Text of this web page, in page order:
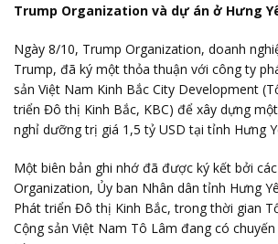
Trump Organization và dự án ở Hưng
Ngày 8/10, Trump Organization, doanh
Trump, đã ký một thỏa thuận với công ty
sản Việt Nam Kinh Bắc City Development
triển Đô thị Kinh Bắc, KBC) để xây dựng
nghỉ dưỡng trị giá 1,5 tỷ USD tại tỉnh Hưng
Một biên bản ghi nhớ đã được ký kết bởi
Organization, Ủy ban Nhân dân tỉnh Hưng
Phát triển Đô thị Kinh Bắc, trong thời gian
Cộng sản Việt Nam Tô Lâm đang có